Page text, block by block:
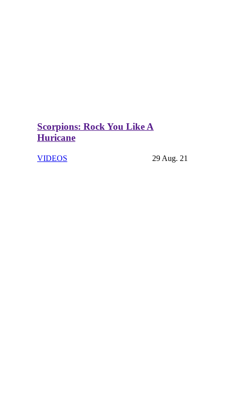
Scorpions: Rock You Like A
Huricane
VIDEOS 29 Aug. 21